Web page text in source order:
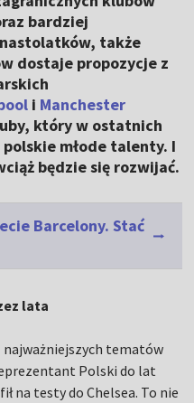
bardziej
także
dostaje propozycje z
i Manchester
który w ostatnich
młode talenty. I
będzie się rozwijać.
Barcelony. Stać
lata
najważniejszych tematów
Polski do lat
na testy do Chelsea. To nie